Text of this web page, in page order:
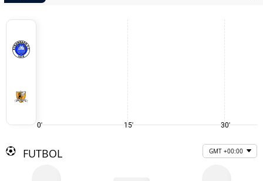
0' 15' 30'
FUTBOL GMT +00:00